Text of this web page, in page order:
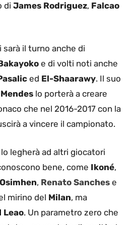
di James Rodriguez, Falcao
il turno anche di
e di volti noti anche
ed El-Shaarawy. Il suo
lo porterà a creare
che nel 2016-2017 con la
a vincere il campionato.
lo legherà ad altri giocatori
bene, come Ikoné,
Osimhen, Renato Sanches e
mirino del Milan, ma
Leao. Un parametro zero che